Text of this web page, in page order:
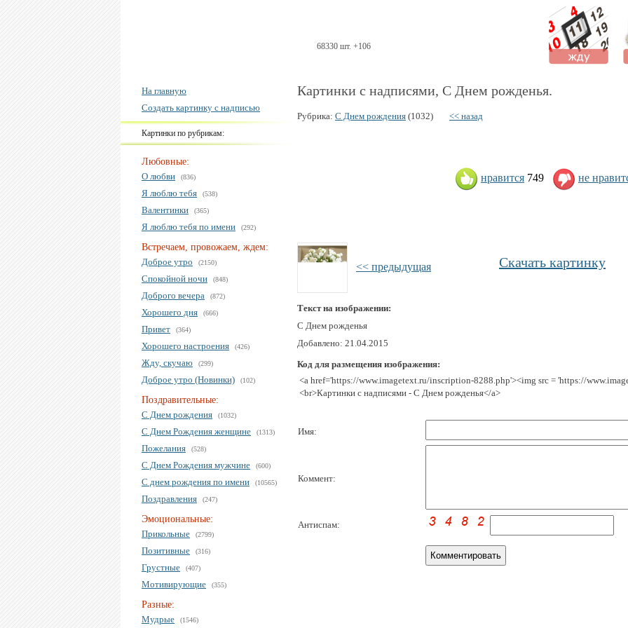
68330 шт. +106
На главную
Создать картинку с надписью
Картинки по рубрикам:
Любовные:
О любви
(836)
Я люблю тебя (538)
Валентинки (365)
Я люблю тебя по имени (292)
Встречаем, провожаем, ждем:
Доброе утро
(2150)
Спокойной ночи (848)
Доброго вечера (872)
Хорошего дня (666)
Привет (364)
Хорошего настроения (426)
Жду, скучаю (299)
Доброе утро (Новинки) (102)
Поздравительные:
С Днем рождения
(1032)
С Днем Рождения женщине (1313)
Пожелания (528)
С Днем Рождения мужчине (600)
С днем рождения по имени (10565)
Поздравления (247)
Эмоциональные:
Прикольные
(2799)
Позитивные (316)
Грустные (407)
Мотивирующие (355)
Разные:
Мудрые
(1546)
Картинки с надписями, С Днем рожденья.
Рубрика: С Днем рождения (1032) << назад
нравится 749 не
<< предыдущая Скачать картинку
Текст на изображении:
С Днем рожденья
Добавлено: 21.04.2015
Код для размещения изображения:
<a href='https://www.imagetext.ru/inscription-8288.php'><img src = 'https://
<br>Картинки с надписями - С Днем рожденья</a>
Имя:
Коммент:
Антиспам: